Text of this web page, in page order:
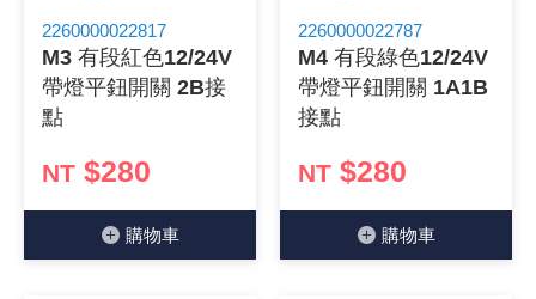
2260000022817
M3 有段紅色12/24V
帶燈平鈕開關 2B接
點
NT $280
購物⾞
2260000022787
M4 有段綠色12/24V
帶燈平鈕開關 1A1B
接點
NT $280
購物⾞